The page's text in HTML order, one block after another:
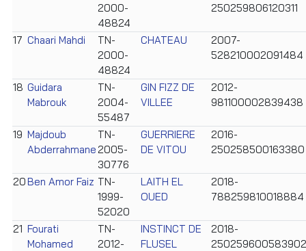
2000-
48824
250259806120311
17 Chaari Mahdi
TN-
2000-
48824
CHATEAU
2007-
528210002091484
18 Guidara
Mabrouk
TN-
2004-
55487
GIN FIZZ DE
VILLEE
2012-
981100002839438
19 Majdoub
Abderrahmane
TN-
2005-
30776
GUERRIERE
DE VITOU
2016-
250258500163380
20Ben Amor Faiz TN-
1999-
52020
LAITH EL
OUED
2018-
788259810018884
21 Fourati
Mohamed
TN-
2012-
INSTINCT DE
FLUSEL
2018-
250259600583902